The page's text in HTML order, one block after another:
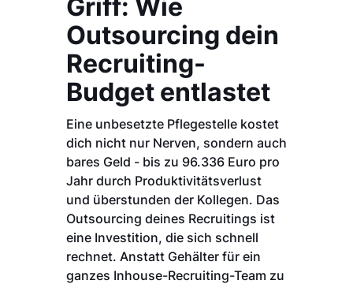
Griff: Wie
Outsourcing dein
Recruiting-
Budget entlastet
Eine unbesetzte Pflegestelle kostet
dich nicht nur Nerven, sondern auch
bares Geld - bis zu 96.336 Euro pro
Jahr durch Produktivitätsverlust
und überstunden der Kollegen. Das
Outsourcing deines Recruitings ist
eine Investition, die sich schnell
rechnet. Anstatt Gehälter für ein
ganzes Inhouse-Recruiting-Team zu